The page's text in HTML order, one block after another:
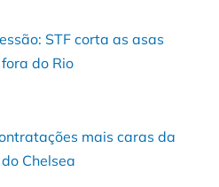
STF corta as asas
do Rio
mais caras da
Chelsea